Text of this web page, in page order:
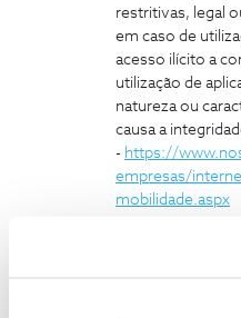
restritivas, legal
em caso de
acesso ilícito a
utilização de
natureza ou
causa a
- https://
empresas/
mobilidade.aspx